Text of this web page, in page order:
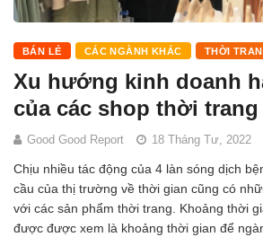
BÁN LẺ CÁC NGÀNH KHÁC THỜI
Xu hướng kinh doanh
của các shop thời trang
Good Good Report 18 Tháng Tư, 2022
Chịu nhiều tác động của 4 làn sóng dịch
cầu của thị trường về thời gian cũng có
với các sản phẩm thời trang. Khoảng thời
được được xem là khoảng thời gian để